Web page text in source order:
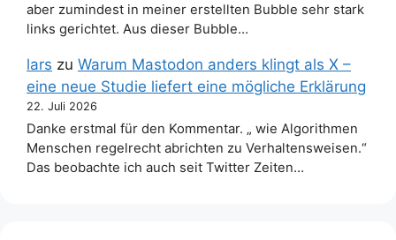
aber zumindest in meiner erstellten Bubble sehr stark
links gerichtet. Aus dieser Bubble…
lars zu Warum Mastodon anders klingt als X –
eine neue Studie liefert eine mögliche Erklärung
22. Juli 2026
Danke erstmal für den Kommentar. „ wie Algorithmen
Menschen regelrecht abrichten zu Verhaltensweisen.“
Das beobachte ich auch seit Twitter Zeiten…